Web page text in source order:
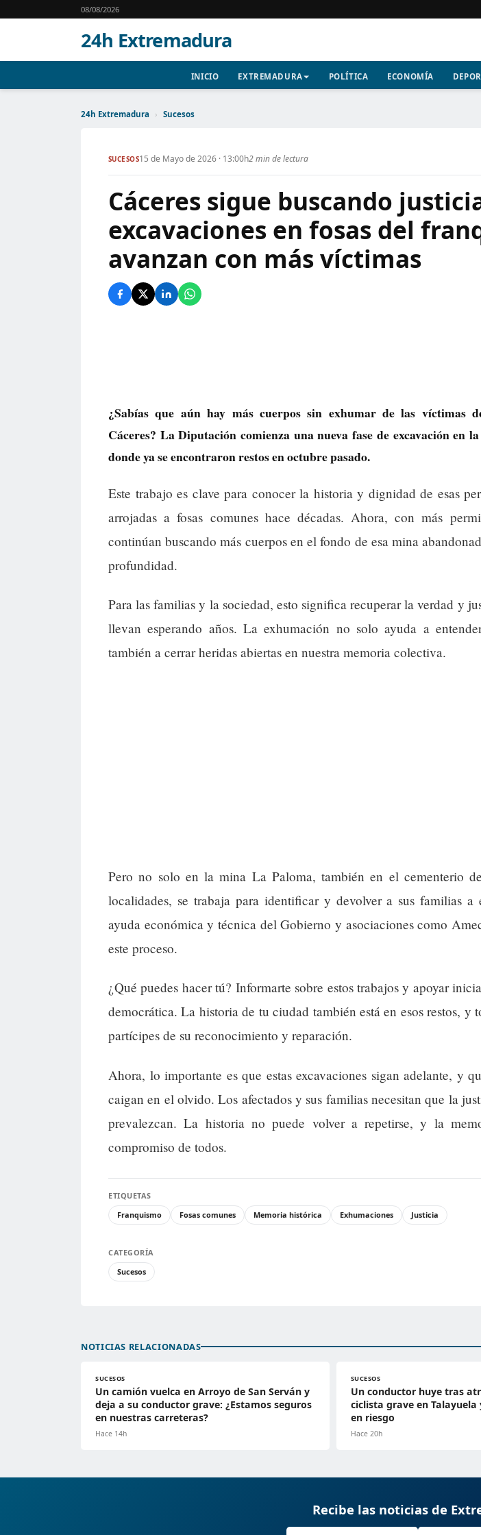
08/08/2026
24h Extremadura
INICIO EXTREMADURA POLÍTICA ECONOMÍA
24h Extremadura › Sucesos
SUCESOS15 de Mayo de 2026 · 13:00h2 min de lectura
Cáceres sigue buscando
excavaciones en fosas del
avanzan con más víctimas
¿Sabías que aún hay más cuerpos sin exhumar de las víctimas
Cáceres? La Diputación comienza una nueva fase de excavación en
donde ya se encontraron restos en octubre pasado.
Este trabajo es clave para conocer la historia y dignidad de esas
arrojadas a fosas comunes hace décadas. Ahora, con más
continúan buscando más cuerpos en el fondo de esa mina
profundidad.
Para las familias y la sociedad, esto significa recuperar la verdad y
llevan esperando años. La exhumación no solo ayuda a
también a cerrar heridas abiertas en nuestra memoria colectiva.
Pero no solo en la mina La Paloma, también en el cementerio
localidades, se trabaja para identificar y devolver a sus familias a
ayuda económica y técnica del Gobierno y asociaciones como
este proceso.
¿Qué puedes hacer tú? Informarte sobre estos trabajos y apoyar
democrática. La historia de tu ciudad también está en esos restos, y
partícipes de su reconocimiento y reparación.
Ahora, lo importante es que estas excavaciones sigan adelante, y
caigan en el olvido. Los afectados y sus familias necesitan que la
prevalezcan. La historia no puede volver a repetirse, y la
compromiso de todos.
ETIQUETAS
Franquismo
Fosas comunes Memoria histórica Exhumaciones Justicia
CATEGORÍA
Sucesos
NOTICIAS RELACIONADAS
SUCESOS
Un camión vuelca en Arroyo de San Serván y
deja a su conductor grave: ¿Estamos seguros
en nuestras carreteras?
Hace 14h
SUCESOS
Un conductor huye tras
ciclista grave en
en riesgo
Hace 20h
Recibe las noticias de